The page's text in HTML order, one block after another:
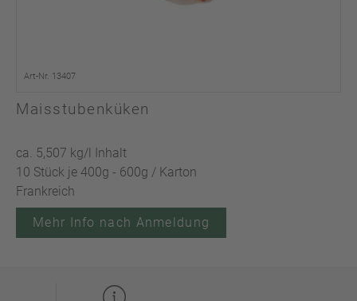
Art-Nr. 13407
Maisstubenküken
ca. 5,507 kg/l Inhalt
10 Stück je 400g - 600g / Karton
Frankreich
Mehr Info nach Anmeldung